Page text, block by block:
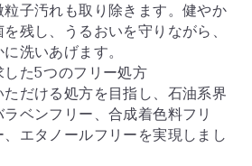
粒子汚れも取り除きます。健やか
残し、うるおいを守りながら、
洗いあげます。
た5つのフリー処方
だける処方を目指し、石油系界
ベンフリー、合成着色料フリ
エタノールフリーを実現しまし